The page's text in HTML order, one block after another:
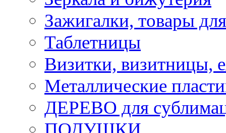
Зажигалки, товары
Таблетницы
Визитки, визитницы,
Металлические
ДЕРЕВО для